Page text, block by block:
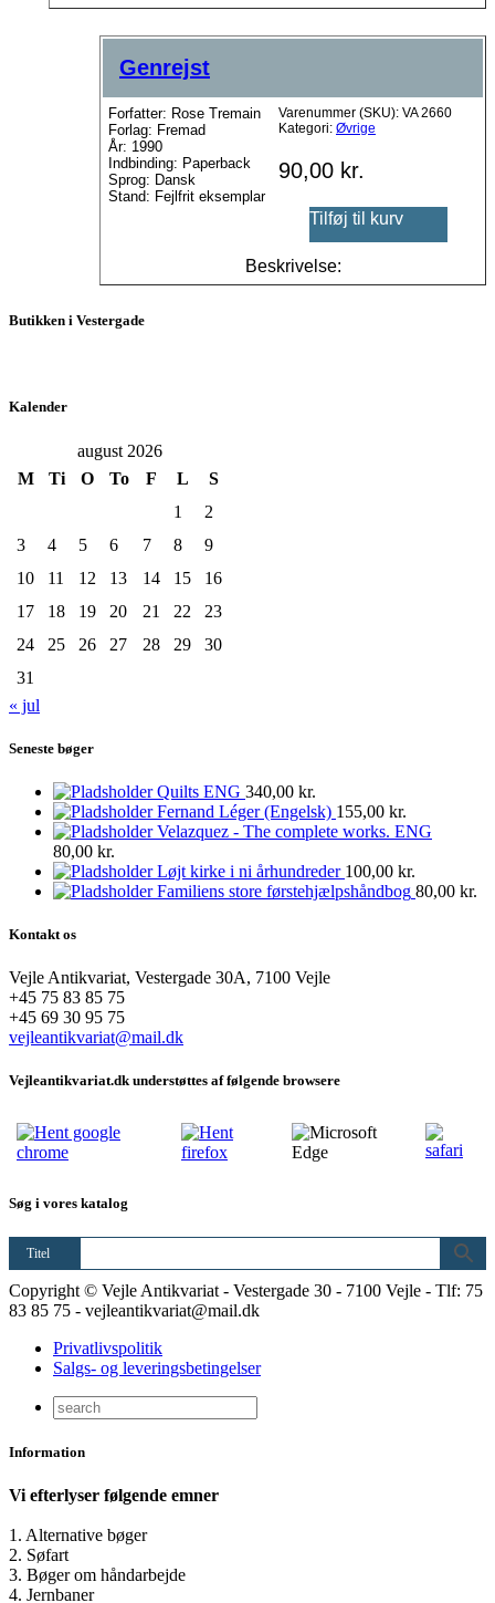
Genrejst
Forfatter: Rose Tremain
Forlag: Fremad
År: 1990
Indbinding: Paperback
Sprog: Dansk
Stand: Fejlfrit eksemplar
Varenummer (SKU): VA 2660
Kategori: Øvrige
90,00 kr.
Tilføj til kurv
Beskrivelse:
Butikken i Vestergade
Kalender
august 2026
M
Ti O To F L
S
1
2
3
4 5 6 7 8
9
10
11 12 13 14 15
16
17
18 19 20 21 22
23
24
25 26 27 28 29
30
31
« jul
Seneste bøger
Quilts ENG 340,00 kr.
Fernand Léger (Engelsk) 155,00 kr.
Velazquez - The complete works. ENG
80,00 kr.
Løjt kirke i ni århundreder 100,00 kr.
Familiens store førstehjælpshåndbog 80,00 kr.
Kontakt os
Vejle Antikvariat, Vestergade 30A, 7100 Vejle
+45 75 83 85 75
+45 69 30 95 75
vejleantikvariat@mail.dk
Vejleantikvariat.dk understøttes af følgende browsere
Søg i vores katalog
Titel
Copyright © Vejle Antikvariat - Vestergade 30 - 7100 Vejle - Tlf: 75
83 85 75 - vejleantikvariat@mail.dk
Privatlivspolitik
Salgs- og leveringsbetingelser
Information
Vi efterlyser følgende emner
1. Alternative bøger
2. Søfart
3. Bøger om håndarbejde
4. Jernbaner